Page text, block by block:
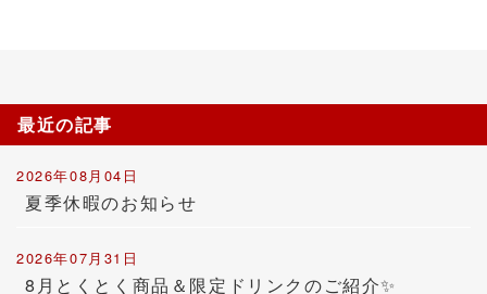
最近の記事
2026年08月04日
夏季休暇のお知らせ
2026年07月31日
8月とくとく商品＆限定ドリンクのご紹介✨